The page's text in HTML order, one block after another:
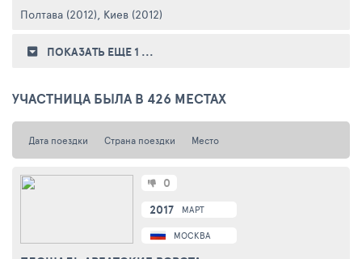
Полтава (2012), Киев (2012)
ПОКАЗАТЬ ЕЩЕ 1 ...
УЧАСТНИЦА БЫЛА В 426 МЕСТАХ
Дата поездки Страна поездки Место
2017 МАРТ
МОСКВА
0